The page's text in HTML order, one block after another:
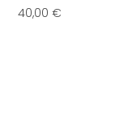
40,00€